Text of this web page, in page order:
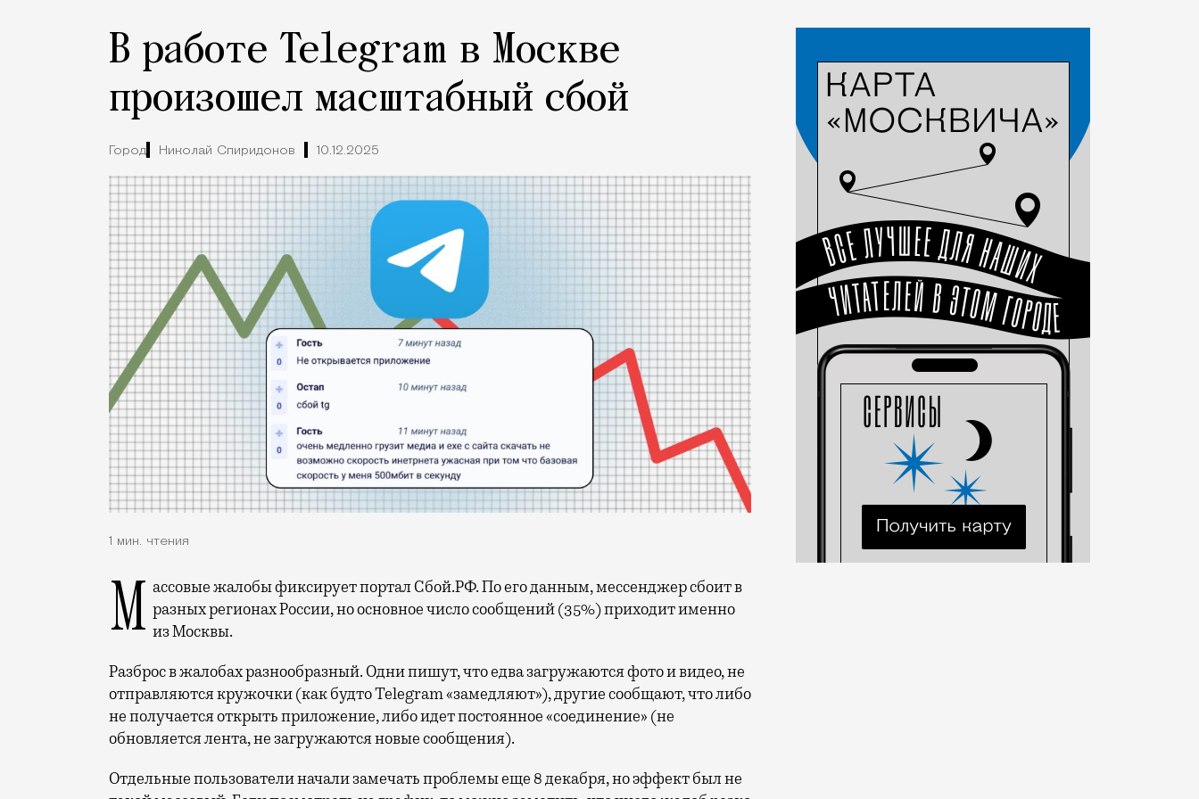
В работе Telegram в Москве
произошел масштабный сбой
Город Николай Спиридонов 10.12.2025
1 мин. чтения
Массовые жалобы фиксирует портал Сбой.РФ. По его данным, мессенджер сбоит в разных регионах России, но основное число сообщений (35%) приходит именно
из Москвы.
Разброс в жалобах разнообразный. Одни пишут, что едва загружаются фото и видео, не
отправляются кружочки (как будто Telegram «замедляют»), другие сообщают, что либо
не получается открыть приложение, либо идет постоянное «соединение» (не
обновляется лента, не загружаются новые сообщения).
Отдельные пользователи начали замечать проблемы еще 8 декабря, но эффект был не